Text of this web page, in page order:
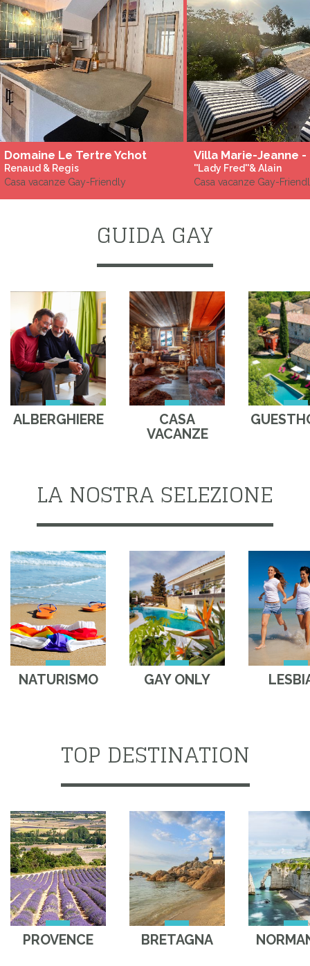
Domaine Le Tertre Ychot
Renaud & Regis
Casa vacanze Gay-Friendly
''Lady Fred''& Alain
Casa vacanze Gay-
GUIDA GAY
ALBERGHIERE
CASA
VACANZE
LA NOSTRA SELEZIONE
NATURISMO GAY ONLY
TOP DESTINATION
PROVENCE BRETAGNA